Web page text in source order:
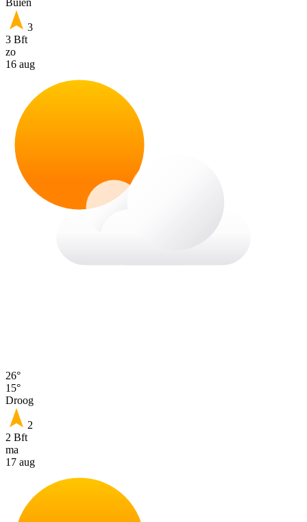
3
3 Bft
zo
16 aug
26°
15°
Droog
2
2 Bft
ma
17 aug